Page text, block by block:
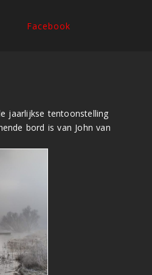
Facebook
jaarlijkse tentoonstelling
bord is van John van